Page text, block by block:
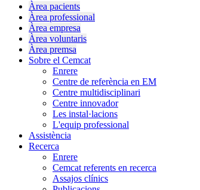
Àrea pacients
Àrea professional
Àrea empresa
Àrea voluntaris
Àrea premsa
Sobre el Cemcat
Enrere
Centre de referència en EM
Centre multidisciplinari
Centre innovador
Les instal·lacions
L'equip professional
Assistència
Recerca
Enrere
Cemcat referents en recerca
Assajos clínics